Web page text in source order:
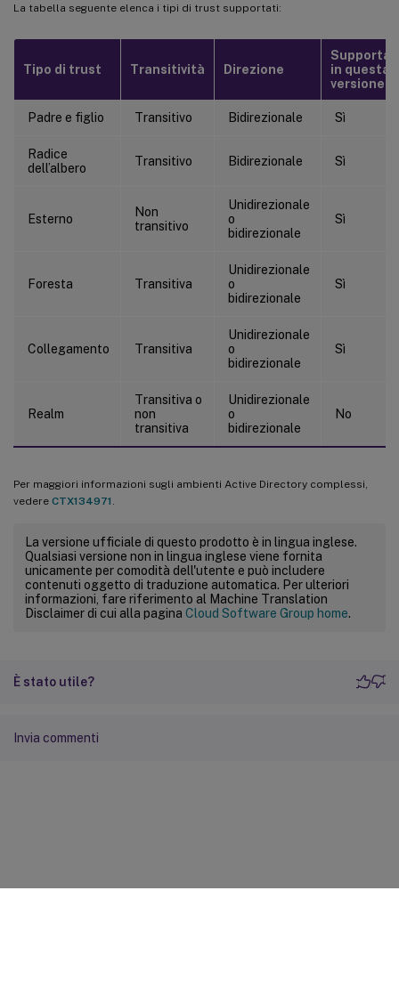
La tabella seguente elenca i tipi di trust supportati:
Tipo di trust Transitività Direzione
in questa
versione
Padre e figlio Transitivo Bidirezionale Sì
Radice
dell’albero
Transitivo Bidirezionale Sì
Esterno
Non
transitivo
Unidirezionale
o
bidirezionale
Sì
Foresta Transitiva
Unidirezionale
o
bidirezionale
Sì
Collegamento Transitiva
Unidirezionale
o
bidirezionale
Sì
Realm
Transitiva o
non
transitiva
Unidirezionale
o
bidirezionale
No
Per maggiori informazioni sugli ambienti Active Directory complessi,
vedere CTX134971
La versione ufficiale di questo prodotto è in lingua inglese.
Qualsiasi versione non in lingua inglese viene fornita
unicamente per comodità dell'utente e può includere
contenuti oggetto di traduzione automatica. Per ulteriori
informazioni, fare riferimento al Machine Translation
Disclaimer di cui alla pagina Cloud Software Group home.
È stato utile?
Invia commenti